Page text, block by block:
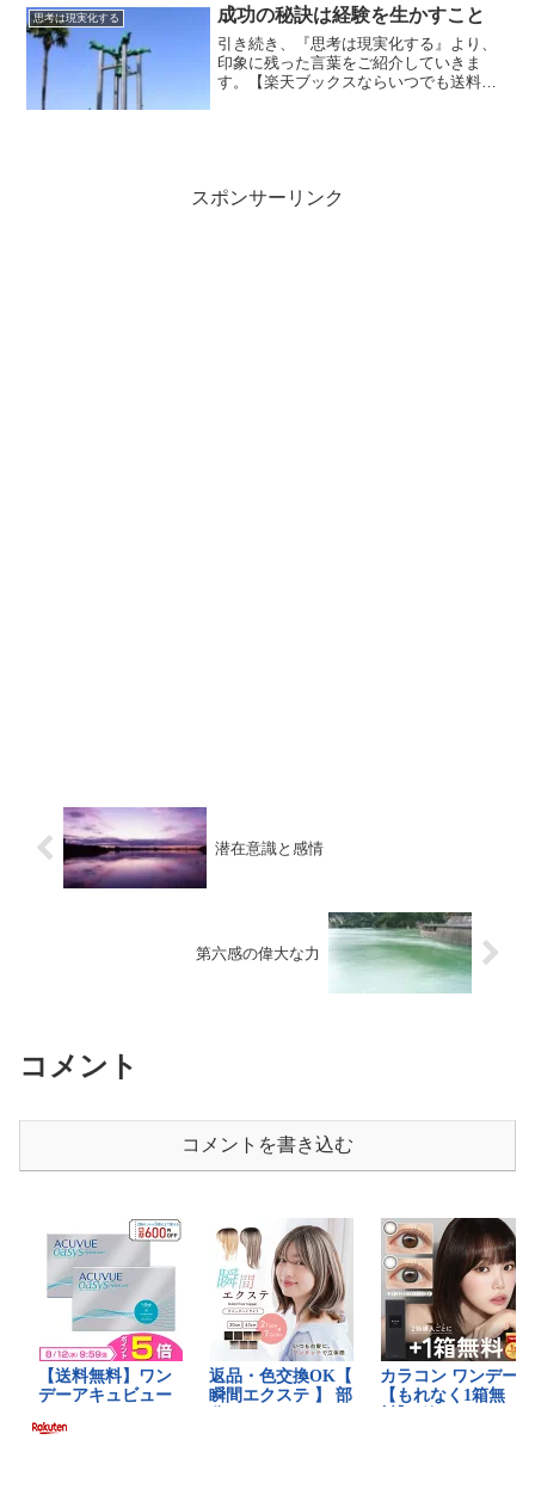
の価値ある願望や目標を...
思考は現実化する 成功の秘訣は経験を生かすこと
引き続き、『思考は現実化する』より、
印象に残った言葉をご紹介していきま
す。【楽天ブックスならいつでも送料無
スポンサーリンク
潜在意識と感情
第六感の偉大な力
コメント
コメントを書き込む